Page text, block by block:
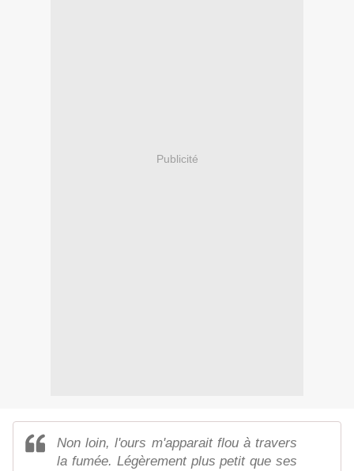
Publicité
Non loin, l'ours m'apparait flou à travers
la fumée. Légèrement plus petit que ses